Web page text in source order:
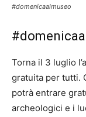
#domenicaalmuseo
Torna il 3 luglio
gratuita per tutti.
potrà entrare
archeologici e i